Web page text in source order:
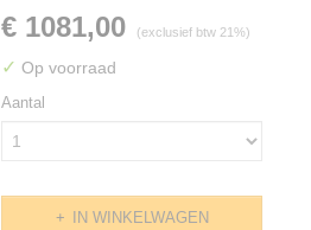
€ 1081,00 (exclusief btw 21%)
✓ Op voorraad
Aantal
IN WINKELWAGEN